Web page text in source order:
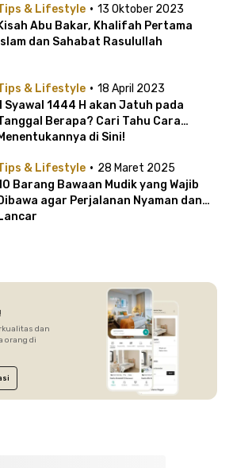
& Lifestyle · 13 Oktober 2023
Abu Bakar, Khalifah Pertama
dan Sahabat Rasulullah
& Lifestyle · 18 April 2023
Syawal 1444 H akan Jatuh pada
Berapa? Cari Tahu Cara
di Sini!
& Lifestyle · 28 Maret 2025
Barang Bawaan Mudik yang Wajib
agar Perjalanan Nyaman dan
dan
orang di